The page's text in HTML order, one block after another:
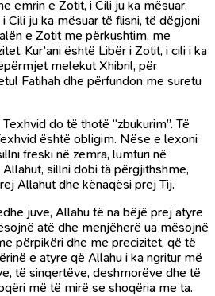
emrin e Zotit, i Cili ju ka mësuar.
Cili ju ka mësuar të flisni, të dëgjoni
e Zotit me përkushtim, me
Kur’ani është Libër i Zotit, i cili i ka
melekut Xhibril, për
Fatihah dhe përfundon me suretu
do të thotë “zbukurim”. Të
është obligim. Nëse e lexoni
freski në zemra, lumturi në
sillni dobi tä përgjithshme,
Allahut dhe kënaqësi prej Tij.
juve, Allahu të na bëjë prej atyre
atë dhe menjëherë ua mësojnë
përpikëri dhe me precizitet, që të
e atyre që Allahu i ka ngritur më
të sinqertëve, deshmorëve dhe të
më të mirë se shoqëria me ta.